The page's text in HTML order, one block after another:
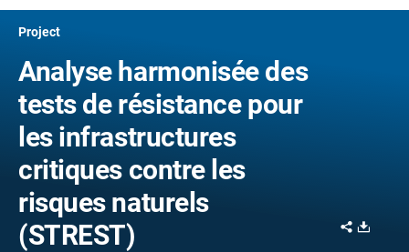
Project
Analyse harmonisée des
tests de résistance pour
les infrastructures
critiques contre les
risques naturels
(STREST)
Share